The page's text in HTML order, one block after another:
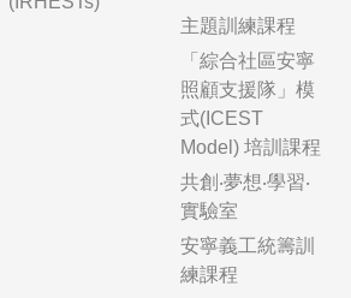
主題訓練課程
「綜合社區安寧
照顧支援隊」模
式(ICEST
Model) 培訓課程
共創‧夢想‧學習‧
實驗室
安寧義工統籌訓
練課程